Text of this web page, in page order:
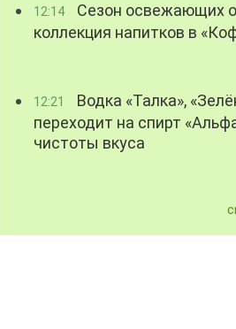
12:14
Сезон освежающих
коллекция напитков в
12:21
Водка «Талка»,
переходит на спирт
чистоты вкуса